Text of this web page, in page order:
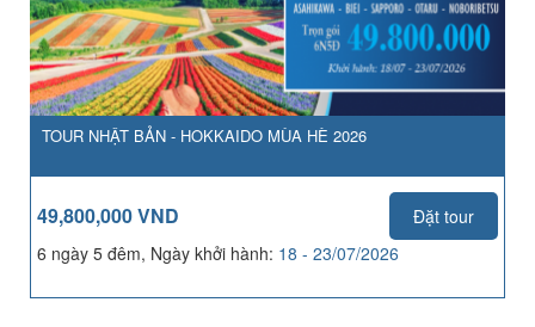
TOUR NHẬT BẢN - HOKKAIDO MÙA HÈ 2026
49,800,000 VND
Đặt tour
6 ngày 5 đêm, Ngày khởi hành: 18 - 23/07/2026